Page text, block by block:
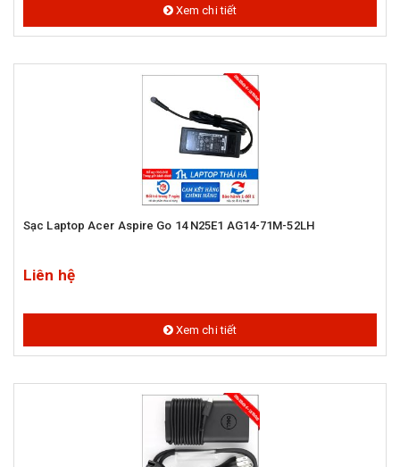
Xem chi tiết
Sạc Laptop Acer Aspire Go 14 N25E1 AG14-71M-52LH
Liên hệ
Xem chi tiết